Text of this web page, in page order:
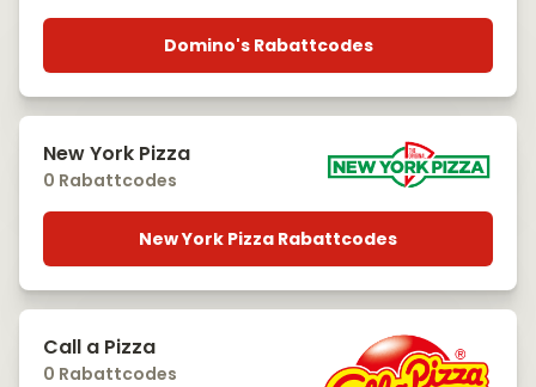
Domino's Rabattcodes
New York Pizza
0 Rabattcodes
New York Pizza Rabattcodes
Call a Pizza
0 Rabattcodes